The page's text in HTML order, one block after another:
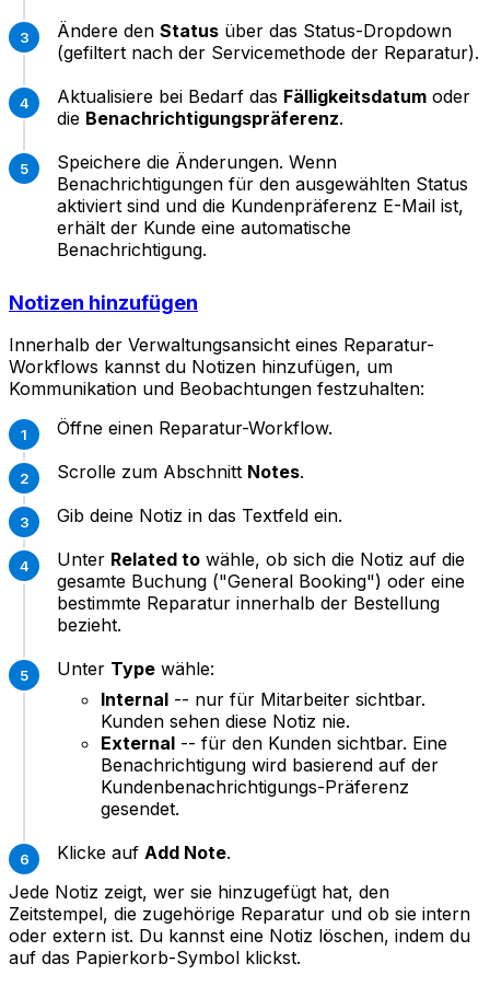
Ändere den Status über das Status-Dropdown
(gefiltert nach der Servicemethode der Reparatur).
Aktualisiere bei Bedarf das Fälligkeitsdatum oder
die Benachrichtigungspräferenz.
Speichere die Änderungen. Wenn
Benachrichtigungen für den ausgewählten Status
aktiviert sind und die Kundenpräferenz E-Mail ist,
erhält der Kunde eine automatische
Benachrichtigung.
Notizen hinzufügen
Innerhalb der Verwaltungsansicht eines Reparatur-
Workflows kannst du Notizen hinzufügen, um
Kommunikation und Beobachtungen festzuhalten:
Öffne einen Reparatur-Workflow.
Scrolle zum Abschnitt Notes.
Gib deine Notiz in das Textfeld ein.
Unter Related to wähle, ob sich die Notiz auf die
gesamte Buchung ("General Booking") oder eine
bestimmte Reparatur innerhalb der Bestellung
bezieht.
Unter Type wähle:
Internal -- nur für Mitarbeiter sichtbar.
Kunden sehen diese Notiz nie.
External -- für den Kunden sichtbar. Eine
Benachrichtigung wird basierend auf der
Kundenbenachrichtigungs-Präferenz
gesendet.
Klicke auf Add Note.
Jede Notiz zeigt, wer sie hinzugefügt hat, den
Zeitstempel, die zugehörige Reparatur und ob sie intern
oder extern ist. Du kannst eine Notiz löschen, indem du
auf das Papierkorb-Symbol klickst.